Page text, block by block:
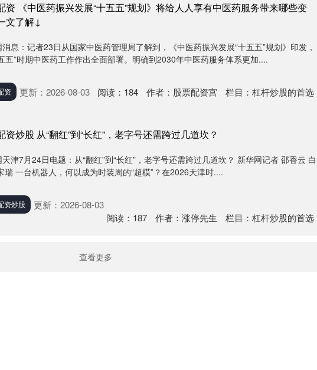
资 《中医药振兴发展“十五五”规划》将给人人享有中医药服务带来哪些变
文了解↓
息：记者23日从国家中医药管理局了解到，《中医药振兴发展“十五五”规划》印发，
五”时期中医药工作作出全面部署。明确到2030年中医药服务体系更加....
资 更新：2026-08-03 阅读： 184 作者： 股票配资宫 栏目： 杠杆炒股的首选
资炒股 从“翻红”到“长红”，老字号还需跨过几道坎？
天津7月24日电题：从“翻红”到“长红”，老字号还需跨过几道坎？ 新华网记者 邵香云 白
瑞 一台机器人，何以成为时装周的“超模”？在2026天津时....
资炒股
更新：2026-08-03
阅读： 187 作者： 涨停先生 栏目： 杠杆炒股的首选
查看更多